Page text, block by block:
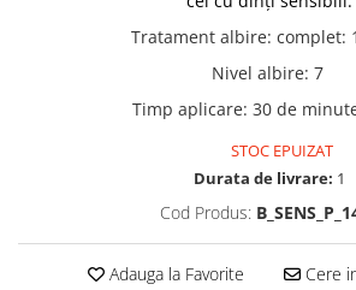
Tratament albire: complet:
Nivel albire: 7
Timp aplicare: 30 de
STOC EPUIZAT
Durata de livrare: 1
Cod Produs:
Adauga la Favorite Cere